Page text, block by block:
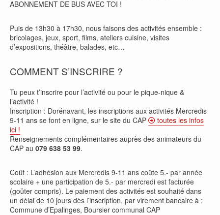
ABONNEMENT DE BUS AVEC TOI !
Puis de 13h30 à 17h30, nous faisons des activités ensemble :
bricolages, jeux, sport, films, ateliers cuisine, visites
d’expositions, théâtre, balades, etc…
COMMENT S’INSCRIRE ?
Tu peux t’inscrire pour l’activité ou pour le pique-nique &
l’activité !
Inscription : Dorénavant, les inscriptions aux activités Mercredis
9-11 ans se font en ligne, sur le site du CAP
toutes les infos
ici !
Renseignements complémentaires auprès des animateurs du
CAP au 079 638 53 99.
Coût : L’adhésion aux Mercredis 9-11 ans coûte 5.- par année
scolaire + une participation de 5.- par mercredi est facturée
(goûter compris). Le paiement des activités est souhaité dans
un délai de 10 jours dès l’inscription, par virement bancaire à :
Commune d’Epalinges, Boursier communal CAP